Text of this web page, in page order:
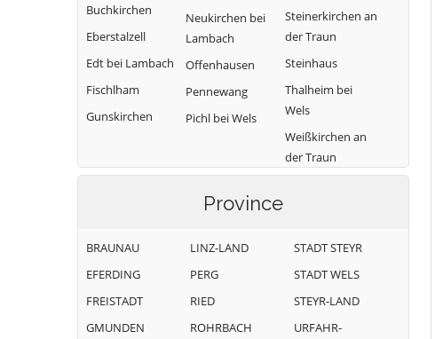
Buchkirchen
Eberstalzell
Edt bei Lambach
Fischlham
Gunskirchen
Neukirchen bei
Lambach
Offenhausen
Pennewang
Pichl bei Wels
Steinerkirchen an
der Traun
Steinhaus
Thalheim bei
Wels
Weißkirchen an
der Traun
Province
BRAUNAU
EFERDING
FREISTADT
GMUNDEN
LINZ-LAND
PERG
RIED
ROHRBACH
STADT STEYR
STADT WELS
STEYR-LAND
URFAHR-